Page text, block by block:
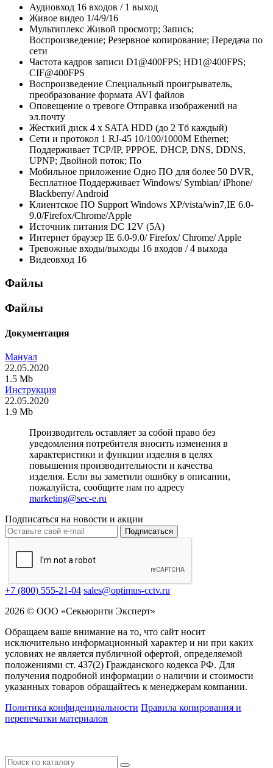
Аудиовход 16 входов / 1 выход
Живое видео 1/4/9/16
Мультиплекс Живой просмотр; Запись;
Воспроизведение; Резервное копирование; Передача по
сети
Частота кадров записи D1@400FPS; HD1@400FPS;
CIF@400FPS
Воспроизведение Специальный проигрыватель,
преобразование формата AVI файлов
Оповещение о тревоге Отправка изображений на
эл.почту
Жесткий диск 4 x SATA HDD (до 2 Тб каждый)
Сети и протокол 1 RJ-45 10/100/1000M Ethernet;
Поддерживает TCP/IP, PPPOE, DHCP, DNS, DDNS,
UPNP; Двойной поток; По
Мобильное приложение Одно ПО для более 50 DVR,
Бесплатное Поддерживает Windows/ Symbian/ iPhone/
Blackberry/ Android
Клиентское ПО Support Windows XP/vista/win7,IE 6.0-
9.0/Firefox/Chrome/Apple
Источник питания DC 12V (5A)
Интернет браузер IE 6.0-9.0/ Firefox/ Chrome/ Apple
Тревожные входы/выходы 16 входов / 4 выхода
Видеовход 16
Файлы
Файлы
Документация
Мануал
22.05.2020
1.5 Mb
Инструкция
22.05.2020
1.9 Mb
Производитель оставляет за собой право без
уведомления потребителя вносить изменения в
характеристики и функции изделия в целях
повышения производительности и качества
изделия. Если вы заметили ошибку в описании,
пожалуйста, сообщите нам по адресу
marketing@sec-e.ru
Подписаться на новости и акции
Подписаться
+7 (800) 555-21-04 sales@optimus-cctv.ru
2026 © ООО «Секьюрити Эксперт»
Обращаем ваше внимание на то, что сайт носит
исключительно информационный характер и ни при каких
условиях не является публичной офертой, определяемой
положениями ст. 437(2) Гражданского кодекса РФ. Для
получения подробной информации о наличии и стоимости
указанных товаров обращайтесь к менеджерам компании.
Политика конфиденциальности Правила копирования и
перепечатки материалов